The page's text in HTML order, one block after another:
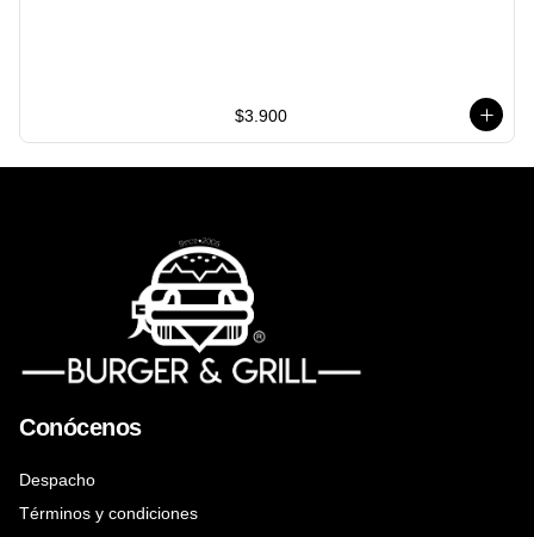
$3.900
Conócenos
Despacho
Términos y condiciones